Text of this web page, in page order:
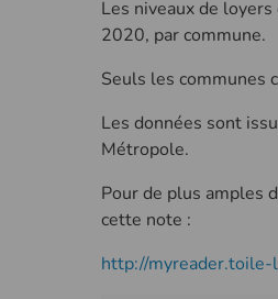
Les niveaux de
2020, par commune.
Seuls les communes
Les données sont
Métropole.
Pour de plus amples
cette note :
http://myreader.toile-